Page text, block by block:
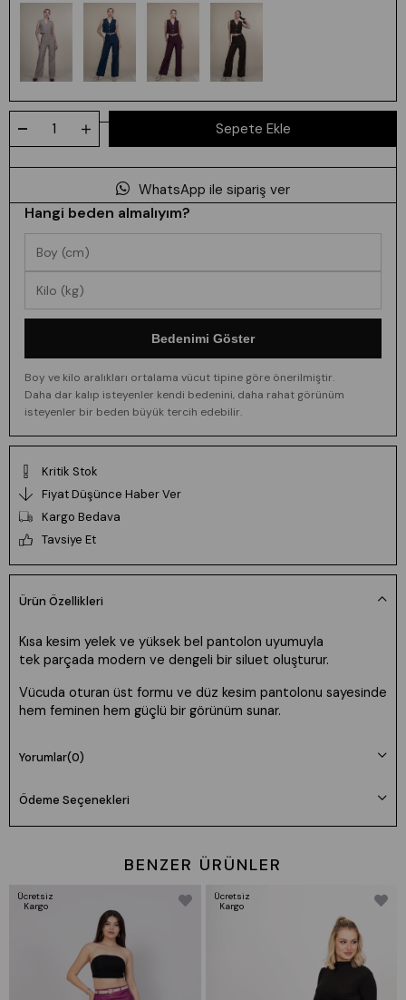
WhatsApp ile sipariş ver
Hangi beden almalıyım?
Bedenimi Göster
Boy ve kilo aralıkları ortalama vücut tipine göre önerilmiştir.
Daha dar kalıp isteyenler kendi bedenini, daha rahat görünüm
isteyenler bir beden büyük tercih edebilir.
Kritik Stok
Fiyat Düşünce Haber Ver
Kargo Bedava
Tavsiye Et
Ürün Özellikleri
Kısa kesim yelek ve yüksek bel pantolon uyumuyla
tek parçada modern ve dengeli bir siluet oluşturur.
Vücuda oturan üst formu ve düz kesim pantolonu sayesinde
hem feminen hem güçlü bir görünüm sunar.
zahmetsiz ama etkili bir tercih.
🖤 Sade ama iddialı bir stil arayanlara
• Ürün Kodu:1307
43 cm
• Paça genişliği:
• Düğmeli yelek tasarım
• Yelek içi astarlıdır
• Yüksek bel pantolon
• Pens detaylı form
• Kemersiz bel yapısı
Yorumlar(0)
Ödeme Seçenekleri
BENZER ÜRÜNLER
Ücretsiz
Kargo
Ücretsiz
Kargo